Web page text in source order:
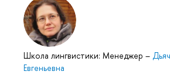
Школа лингвистики: Менеджер –
Евгеньевна